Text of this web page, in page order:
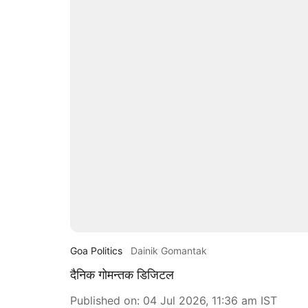
Goa Politics Dainik Gomantak
दैनिक गोमन्तक डिजिटल
Published on: 04 Jul 2026, 11:36 am IST